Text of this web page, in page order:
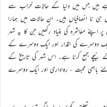
ہیں جس میں دنیا کے حالات خراب سے
نا انصافیاں ہیں۔ ان حالات میں ہمارا
معاشرہ کی بنیاد رکھیں جن کا یہ شہر
دوسرے کی اقدار اور ایک دوسرے کے
نیچے جمع کرنا ہے۔ اس شہر کی تاریخ کے
باہمی محبت ، رواداری اور ایک دوسرے